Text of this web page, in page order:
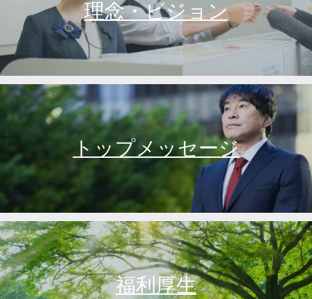
理念・ビジョン
トップメッセージ
福利厚生